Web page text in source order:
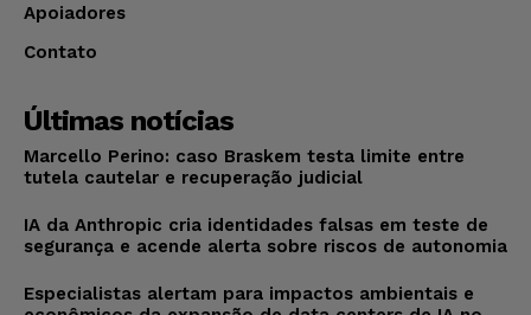
Apoiadores
Contato
Últimas notícias
Marcello Perino: caso Braskem testa limite entre
tutela cautelar e recuperação judicial
IA da Anthropic cria identidades falsas em teste de
segurança e acende alerta sobre riscos de autonomia
Especialistas alertam para impactos ambientais e